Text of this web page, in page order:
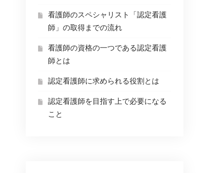
看護師のスペシャリスト「認定看護
師」の取得までの流れ
看護師の資格の一つである認定看護
師とは
認定看護師に求められる役割とは
認定看護師を目指す上で必要になる
こと